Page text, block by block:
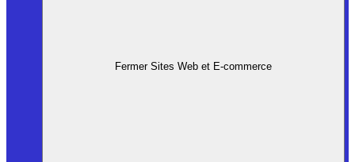
Fermer Sites Web et E-commerce